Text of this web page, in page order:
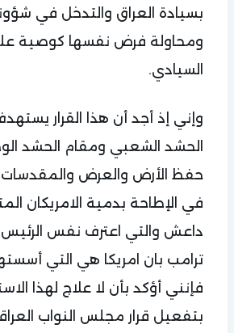
بسيادة العراق والتدخل في
ومحاولة فرض نفسها كوصية
السيادي.
وإني إذ أجد أن هذا القرار
الحشد الشعبي ومقام الحشد
حفظ الأرض والعرض والمقدسات
في الإطاحة بدمية الامريكان
داعش والتي اعترف نفس الرئيس
ترامب بان امريكا هي التي
فإنني أؤكد بأن لا علاج لهذا
بتفعيل قرار مجلس النواب